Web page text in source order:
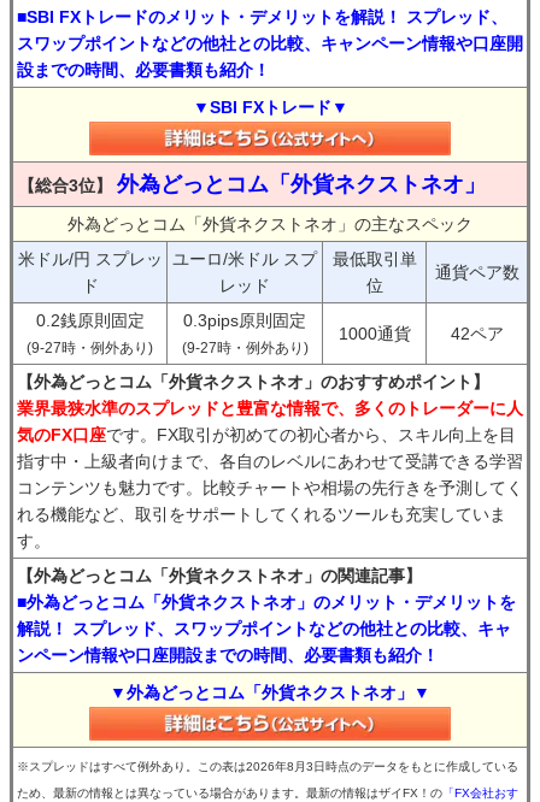
■SBI FXトレードのメリット・デメリットを解説！ スプレッド、
スワップポイントなどの他社との比較、キャンペーン情報や口座開
設までの時間、必要書類も紹介！
▼SBI FXトレード▼
【総合3位】 外為どっとコム「外貨ネクストネオ」
外為どっとコム「外貨ネクストネオ」の主なスペック
米ドル/円 スプレッ
ド
ユーロ/米ドル スプ
レッド
最低取引単
位
通貨ペア数
0.2銭原則固定
(9-27時・例外あり)
0.3pips原則固定
(9-27時・例外あり)
1000通貨 42ペア
【外為どっとコム「外貨ネクストネオ」のおすすめポイント】
業界最狭水準のスプレッドと豊富な情報で、多くのトレーダーに人
気のFX口座です。FX取引が初めての初心者から、スキル向上を目
指す中・上級者向けまで、各自のレベルにあわせて受講できる学習
コンテンツも魅力です。比較チャートや相場の先行きを予測してく
れる機能など、取引をサポートしてくれるツールも充実していま
す。
【外為どっとコム「外貨ネクストネオ」の関連記事】
■外為どっとコム「外貨ネクストネオ」のメリット・デメリットを
解説！ スプレッド、スワップポイントなどの他社との比較、キャ
ンペーン情報や口座開設までの時間、必要書類も紹介！
▼外為どっとコム「外貨ネクストネオ」▼
※スプレッドはすべて例外あり。この表は2026年8月3日時点のデータをもとに作成している
ため、最新の情報とは異なっている場合があります。最新の情報はザイFX！の 「FX会社おす